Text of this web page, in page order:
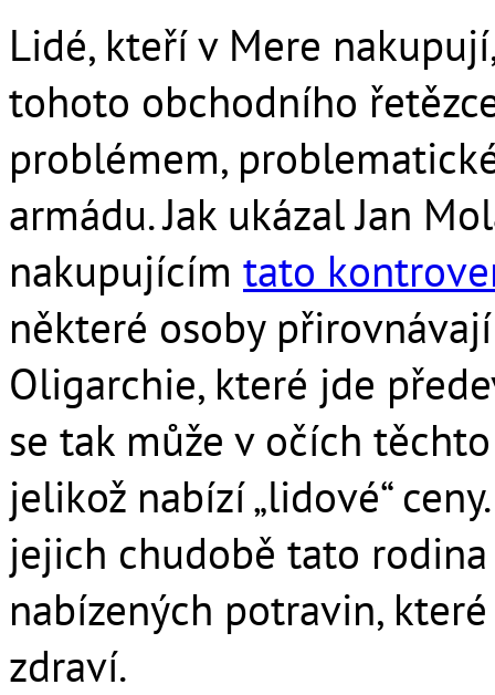
Lidé, kteří v Mere
tohoto obchodního
problémem,
armádu. Jak ukázal Jan
nakupujícím tato
některé osoby
Oligarchie, které jde
se tak může v očích
jelikož nabízí „lidové“
jejich chudobě tato
nabízených potravin,
zdraví.